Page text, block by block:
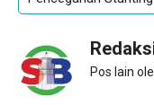
Pos lain